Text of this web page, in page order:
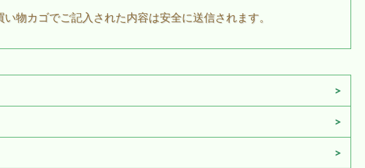
物カゴでご記入された内容は安全に送信されます。